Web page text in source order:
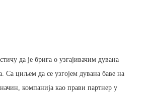
да је брига о узгајивачим дувана
Са циљем да се узгојем дувана баве на
компанија као прави партнер у